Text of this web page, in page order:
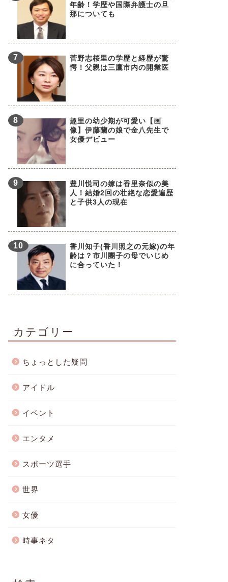
年齢！学歴や国際弁護士の旦
那についても
菅野志桜里の学歴と経歴が驚
愕！父親は三鷹市内の開業医
趣里の幼少期が可愛い【画
像】伊藤蘭の娘で金八先生で
女優デビュー
豊川悦司の嫁は香里奈似の美
人！結婚2回の壮絶な恋愛遍歴
と子供3人の現在
香川知子(香川照之の元嫁)の年
齢は？市川團子の母でいじめ
に合っていた！
カテゴリー
ちょっとした疑問
アイドル
イベント
エンタメ
スポーツ選手
世界
女優
時事ネタ